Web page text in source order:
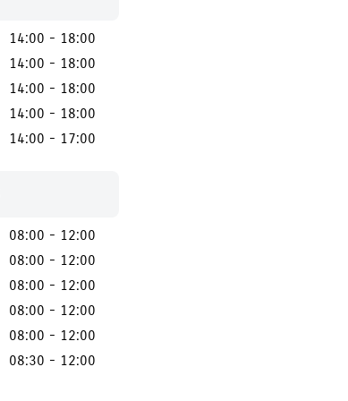
14:00 - 18:00
14:00 - 18:00
14:00 - 18:00
14:00 - 18:00
14:00 - 17:00
08:00 - 12:00
08:00 - 12:00
08:00 - 12:00
08:00 - 12:00
08:00 - 12:00
08:30 - 12:00